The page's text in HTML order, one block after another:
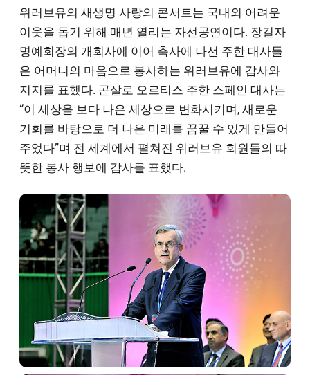
위러브유의 새생명 사랑의 콘서트는 국내외 어려운
이웃을 돕기 위해 매년 열리는 자선공연이다. 장길자
명예회장의 개회사에 이어 축사에 나선 주한 대사들
은 어머니의 마음으로 봉사하는 위러브유에 감사와
지지를 표했다. 곤살로 오르티스 주한 스페인 대사는
“이 세상을 보다 나은 세상으로 변화시키며, 새로운
기회를 바탕으로 더 나은 미래를 꿈꿀 수 있게 만들어
주었다”며 전 세계에서 펼쳐진 위러브유 회원들의 따
뜻한 봉사 행보에 감사를 표했다.